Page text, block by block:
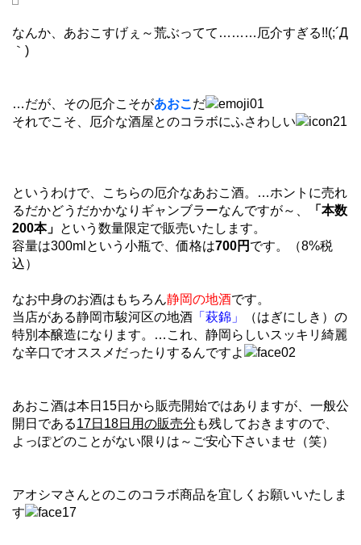
なんか、あおこすげぇ～荒ぶってて………厄介すぎる!!(;´Д
｀)
…だが、その厄介こそがあおこ だ
それでこそ、厄介な酒屋とのコラボにふさわしい
というわけで、こちらの厄介なあおこ酒。…ホントに売れ
るだかどうだかかなりギャンブラーなんですが～、
「本数
200本」 という数量限定で販売いたします。
容量は300mlという小瓶で、価格は700円 です。（8%税
込）
なお中身のお酒はもちろん静岡の地酒です。
当店がある静岡市駿河区の地酒 「萩錦」
（はぎにしき）の
特別本醸造になります。…これ、静岡らしいスッキリ綺麗
な辛口でオススメだったりするんですよ
あおこ酒は本日15日から販売開始ではありますが、一般公
開日である17日18日用の販売分 も残しておきますので、
よっぽどのことがない限りは～ご安心下さいませ（笑）
アオシマさんとのこのコラボ商品を宜しくお願いいたしま
す